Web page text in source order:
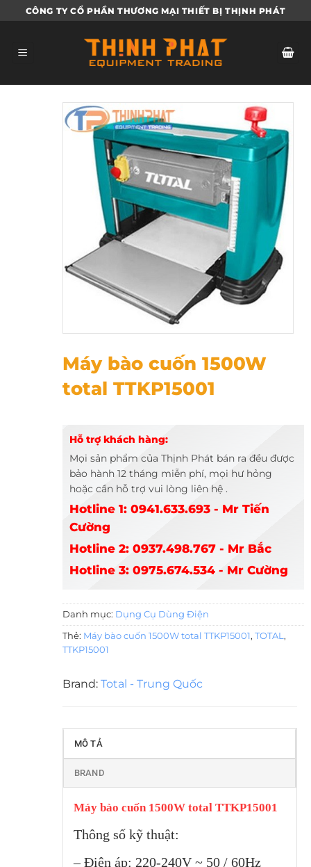
qua
dung
CÔNG TY CỔ PHẦN THƯƠNG MẠI THIẾT BỊ THỊNH PHÁT
Máy bào cuốn 1500W
total TTKP15001
Hỗ trợ khách hàng:
Mọi sản phẩm của Thịnh Phát bán ra đều được
bảo hành 12 tháng miễn phí, mọi hư hỏng
hoặc cần hỗ trợ vui lòng liên hệ .
Hotline 1: 0941.633.693 - Mr Tiến
Cường
Hotline 2: 0937.498.767 - Mr Bắc
Hotline 3: 0975.674.534 - Mr Cường
Danh mục: Dụng Cụ Dùng Điện
Thẻ: Máy bào cuốn 1500W total TTKP15001, TOTAL,
TTKP15001
Brand: Total - Trung Quốc
MÔ TẢ
BRAND
Máy bào cuốn 1500W total TTKP15001
Thông số kỹ thuật:
– Điện áp: 220-240V ~ 50 / 60Hz